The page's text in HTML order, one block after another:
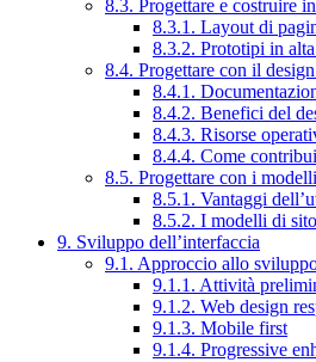
8.3. Progettare e costruire
8.3.1. Layout di
8.3.2. Prototipi in
8.4. Progettare con il
8.4.1.
8.4.2. Benefici del
8.4.3. Risorse
8.4.4. Come
8.5. Progettare con i
8.5.1. Vantaggi
8.5.2. I modelli di
9. Sviluppo dell’interfaccia
9.1. Approccio allo
9.1.1. Attività
9.1.2. Web design
9.1.3. Mobile first
9.1.4. Progressive